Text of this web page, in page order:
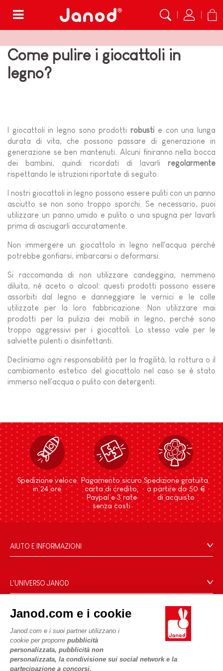
Janod.com e i cookie
Janod.com e i suoi partner utilizzano i
cookie per proporre pubblicità
personalizzata, pubblicità non
personalizzata, la condivisione sui social network e la
partecipazione a concorsi.
Come pulire i giocattoli in
legno?
I giocattoli in legno sono prodotti robusti e con una lunga
durata di vita, che possono passare di generazione in
generazione se ben mantenuti. Alcuni finiranno nella bocca
dei bambini, quindi ricordati di lavarli regolarmente
rispettando le istruzioni riportate di seguito.
I nostri giocattoli in legno possono essere puliti con un panno
asciutto se non sono troppo sporchi. Se necessario, puoi
utilizzare un panno umido e pulito o una spugna per lavarli
prima di asciugarli accuratamente.
Non immergere un giocattolo in legno nell'acqua perché
potrebbe gonfiarsi, imbarcarsi o deformarsi.
Si raccomanda di non utilizzare candeggina, nemmeno
diluita, né aceto o alcool: questi prodotti possono essere
assorbiti dal legno e danneggiare le vernici e le colle
utilizzate per la loro fabbricazione. Non utilizzare mai
prodotti per la pulizia dei mobili in legno, perché sono
troppo aggressivi per i giocattoli. Lo stesso vale per le
salviette pulenti o disinfettanti.
Decliniamo ogni responsabilità per la fragilità, la rottura o il
cambiamento estetico del giocattolo nel caso se è stato
immerso nell'acqua o pulito con detergenti.
Spedizione veloce
in 24 ore
Pagamento sicuro
carta di credito,
Paypal e 3 rate
senza costi
Spedizione gratuita
a partire da 50 €
di acquisto
AIUTO E INFORMAZIONI
Domande Frequenti
Contatti
Negozi
Termini delle offerte
Dati personali
Cookies
L'UNIVERSO JANOD
Le nostre attività
Impegni di RSI
Cos'è FSC®?
I NOSTRI SERVIZI
Pagamento
Acquista ora, paga dopo
Spedizione
PROFESSIONALE